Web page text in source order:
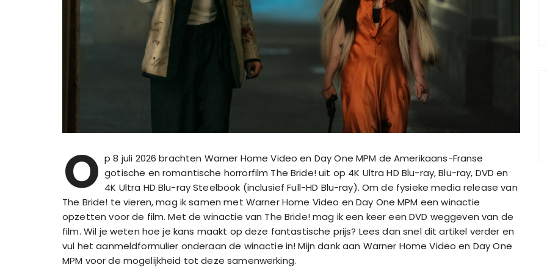
O p 8 juli 2026 brachten Warner Home Video en Day One MPM de Amerikaans-Franse
gotische en romantische horrorfilm The Bride! uit op 4K Ultra HD Blu-ray, Blu-ray, DVD en
4K Ultra HD Blu-ray Steelbook (inclusief Full-HD Blu-ray). Om de fysieke media release van
The Bride! te vieren, mag ik samen met Warner Home Video en Day One MPM een winactie
opzetten voor de film. Met de winactie van The Bride! mag ik een keer een DVD weggeven van de
film. Wil je weten hoe je kans maakt op deze fantastische prijs? Lees dan snel dit artikel verder en
vul het aanmeldformulier onderaan de winactie in! Mijn dank aan Warner Home Video en Day One
MPM voor de mogelijkheid tot deze samenwerking.